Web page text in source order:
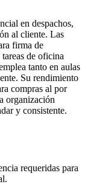
en despachos,
al cliente. Las
firma de
de oficina
tanto en aulas
Su rendimiento
compras al por
organización
y consistente.
requeridas para